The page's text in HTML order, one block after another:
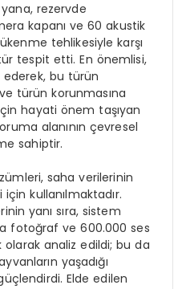
rezervde
kapanı ve 60 akustik
tehlikesiyle karşı
tespit etti. En önemlisi,
ederek, bu türün
türün korunmasına
hayati önem taşıyan
alanının çevresel
sahiptir.
saha verilerinin
kullanılmaktadır.
yanı sıra, sistem
fotoğraf ve 600.000 ses
analiz edildi; bu da
yaşadığı
Elde edilen